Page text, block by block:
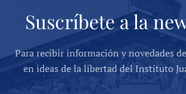
Suscríbete a la
Para recibir información y novedades
en ideas de la libertad del Instituto